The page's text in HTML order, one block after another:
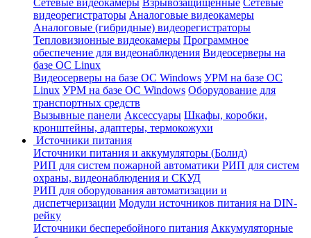
Сетевые видеокамеры Взрывозащищенные Сетевые
видеорегистраторы Аналоговые видеокамеры
Аналоговые (гибридные) видеорегистраторы
Тепловизионные видеокамеры Программное
обеспечение для видеонаблюдения Видеосерверы на
базе ОС Linux
Видеосерверы на базе ОС Windows УРМ на базе ОС
Linux УРМ на базе ОС Windows Оборудование для
транспортных средств
Вызывные панели Аксессуары Шкафы, коробки,
кронштейны, адаптеры, термокожухи
Источники питания
Источники питания и аккумуляторы (Болид)
РИП для систем пожарной автоматики РИП для систем
охраны, видеонаблюдения и СКУД
РИП для оборудования автоматизации и
диспетчеризации Модули источников питания на DIN-
рейку
Источники бесперебойного питания Аккумуляторные